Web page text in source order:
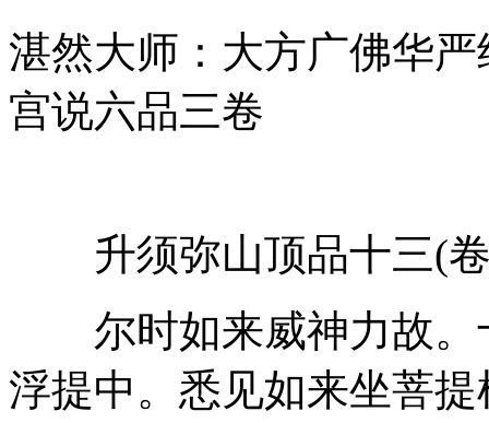
湛然大师：大方广佛华
宫说六品三卷
升须弥山顶品十三(卷
尔时如来威神力故。
浮提中。悉见如来坐菩